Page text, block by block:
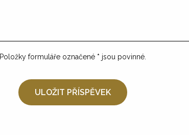
Položky formuláře označené * jsou povinné.